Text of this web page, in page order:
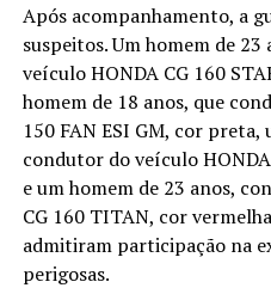
Após acompanhamento, a
suspeitos. Um homem de 23
veículo HONDA CG 160
homem de 18 anos, que
150 FAN ESI GM, cor preta,
condutor do veículo
e um homem de 23 anos,
CG 160 TITAN, cor
admitiram participação na
perigosas.